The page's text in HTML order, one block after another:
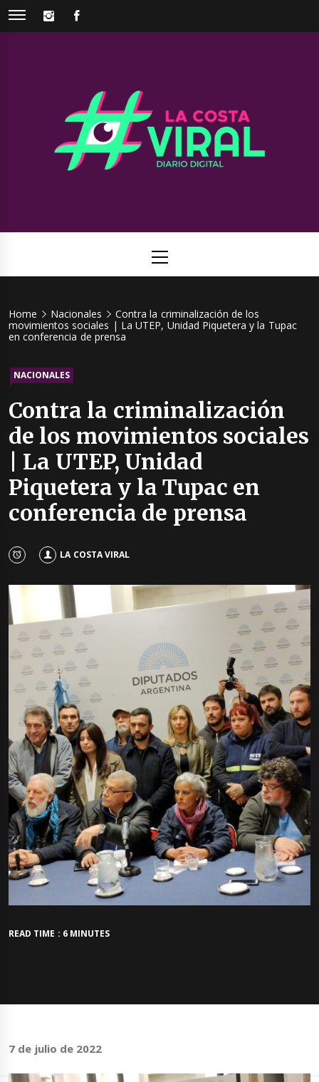
Skip
INSTAGRAM
Viral
Menu
Home Nacionales
Contra la criminalización de los
movimientos sociales | La UTEP, Unidad Piquetera y la Tupac
en conferencia de prensa
NACIONALES
Contra la criminalización
de los movimientos sociales
| La UTEP, Unidad
Piquetera y la Tupac en
conferencia de prensa
LA COSTA VIRAL
READ TIME : 6 MINUTES
7 de julio de 2022